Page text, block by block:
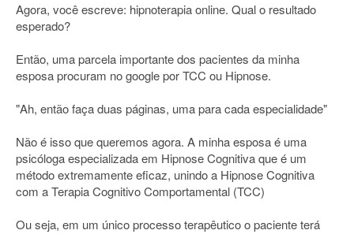
Agora, você escreve: hipnoterapia online. Qual o resultado
esperado?
Então, uma parcela importante dos pacientes da minha
esposa procuram no google por TCC ou Hipnose.
"Ah, então faça duas páginas, uma para cada especialidade"
Não é isso que queremos agora. A minha esposa é uma
psicóloga especializada em Hipnose Cognitiva que é um
método extremamente eficaz, unindo a Hipnose Cognitiva
com a Terapia Cognitivo Comportamental (TCC)
Ou seja, em um único processo terapêutico o paciente terá